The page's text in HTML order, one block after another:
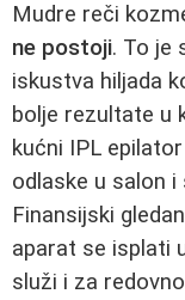
Mudre reči
ne postoji. To je
iskustva hiljada
bolje rezultate u
kućni IPL
odlaske u salon i
Finansijski
aparat se isplati
služi i za